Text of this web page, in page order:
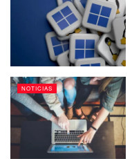
NOTICIAS